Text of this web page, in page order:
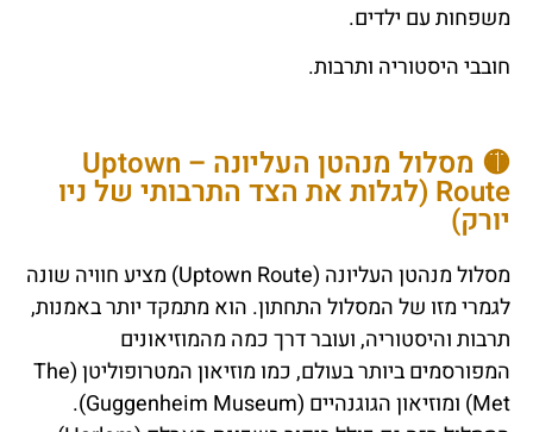
משפחות עם ילדים.
חובבי היסטוריה ותרבות.
🟡 מסלול מנהטן העליונה – Uptown
Route (לגלות את הצד התרבותי של ניו
יורק)
מסלול מנהטן העליונה (Uptown Route) מציע חוויה שונה
לגמרי מזו של המסלול התחתון. הוא מתמקד יותר באמנות,
תרבות והיסטוריה, ועובר דרך כמה מהמוזיאונים
המפורסמים ביותר בעולם, כמו מוזיאון המטרופוליטן (The
Met) ומוזיאון הגוגנהיים (Guggenheim Museum).